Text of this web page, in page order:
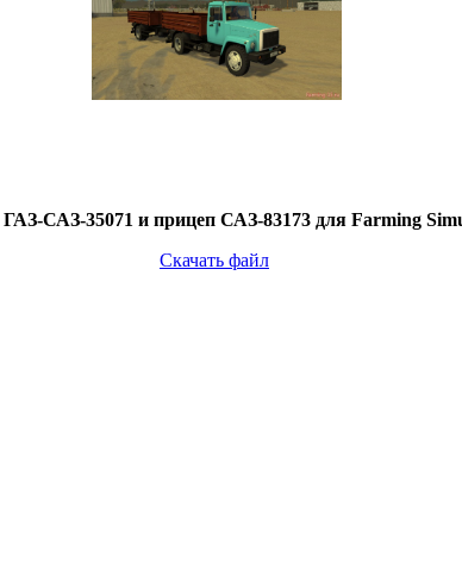
САЗ-35071 и прицеп САЗ-83173 для Farming
Скачать файл